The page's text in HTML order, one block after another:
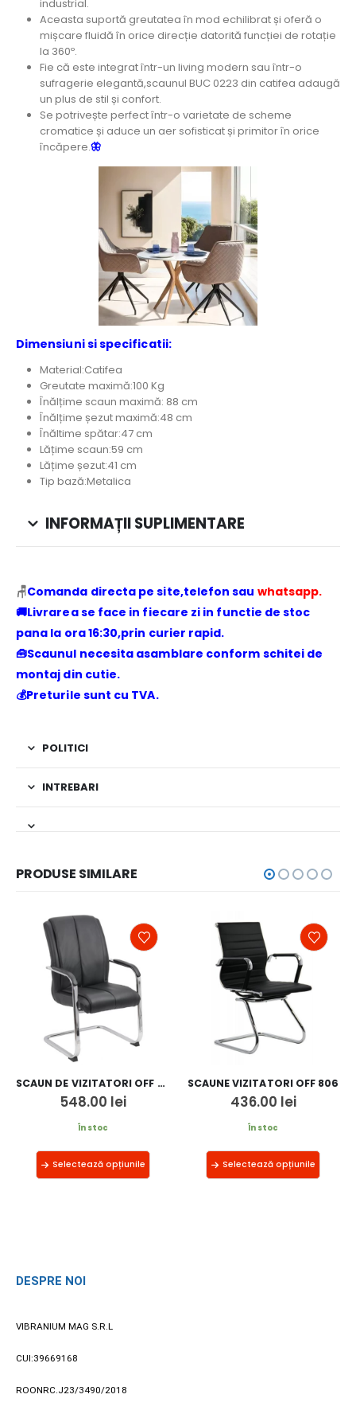
industrial.
Aceasta suportă greutatea în mod echilibrat și oferă o
mișcare fluidă în orice direcție datorită funcției de rotație
la 360º.
Fie că este integrat într-un living modern sau într-o
sufragerie elegantă,scaunul BUC 0223 din catifea adaugă
un plus de stil și confort.
Se potrivește perfect într-o varietate de scheme
cromatice și aduce un aer sofisticat și primitor în orice
încăpere.🦋
Dimensiuni si specificatii:
Material:Catifea
Greutate maximă:100 Kg
Înălțime scaun maximă: 88 cm
Înălțime șezut maximă:48 cm
Înăltime spătar:47 cm
Lățime scaun:59 cm
Lățime șezut:41 cm
Tip bază:Metalica
INFORMAȚII SUPLIMENTARE
🪑Comanda directa pe site,telefon sau whatsapp.
🚚Livrarea se face in fiecare zi in functie de stoc
pana la ora 16:30,prin curier rapid.
🧰Scaunul necesita asamblare conform schitei de
montaj din cutie.
💰Preturile sunt cu TVA.
POLITICI
INTREBARI
PRODUSE SIMILARE
SCAUN DE VIZITATORI OFF 8117
548.00 lei
În stoc
Selectează opțiunile
SCAUNE VIZITATORI OFF 806
436.00 lei
În stoc
Selectează opțiunile
DESPRE NOI
VIBRANIUM MAG S.R.L
CUI:39669168
ROONRC.J23/3490/2018